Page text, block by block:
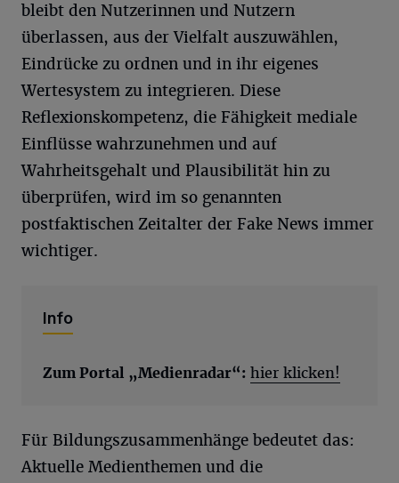
bleibt den Nutzerinnen und Nutzern
überlassen, aus der Vielfalt auszuwählen,
Eindrücke zu ordnen und in ihr eigenes
Wertesystem zu integrieren. Diese
Reflexionskompetenz, die Fähigkeit mediale
Einflüsse wahrzunehmen und auf
Wahrheitsgehalt und Plausibilität hin zu
überprüfen, wird im so genannten
postfaktischen Zeitalter der Fake News immer
wichtiger.
Info
Zum Portal „Medienradar“: hier klicken!
Für Bildungszusammenhänge bedeutet das:
Aktuelle Medienthemen und die